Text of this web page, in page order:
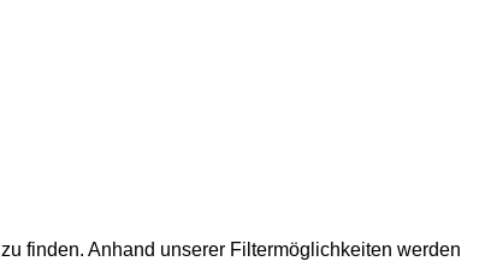
finden. Anhand unserer Filtermöglichkeiten werden